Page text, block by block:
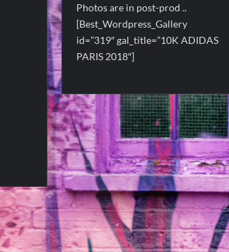
Photos are in post-prod ..
[Best_Wordpress_Gallery
id=”319″ gal_title=”10K ADIDAS
PARIS 2018″]